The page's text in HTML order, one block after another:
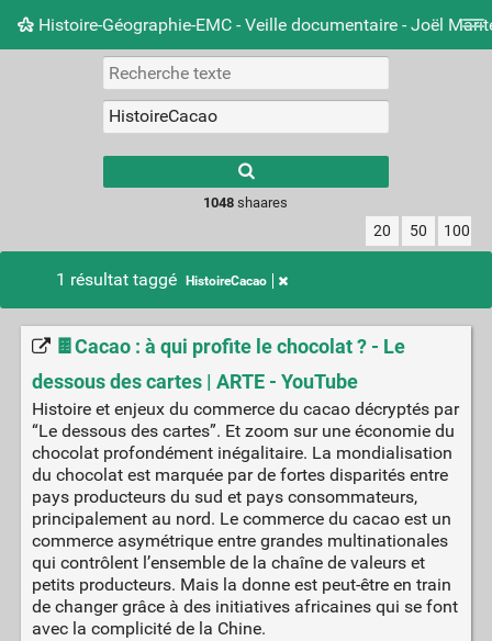
Histoire-Géographie-EMC - Veille documentaire - Joël
Nuage de tags Mur d'images
results.
1048 shaares
20 50 100
1 résultat taggé HistoireCacao
🍫Cacao : à qui profite le chocolat ? - Le
dessous des cartes | ARTE - YouTube
Histoire et enjeux du commerce du cacao décryptés par
“Le dessous des cartes”. Et zoom sur une économie du
chocolat profondément inégalitaire. La mondialisation
du chocolat est marquée par de fortes disparités entre
pays producteurs du sud et pays consommateurs,
principalement au nord. Le commerce du cacao est un
commerce asymétrique entre grandes multinationales
qui contrôlent l’ensemble de la chaîne de valeurs et
petits producteurs. Mais la donne est peut-être en train
de changer grâce à des initiatives africaines qui se font
avec la complicité de la Chine.